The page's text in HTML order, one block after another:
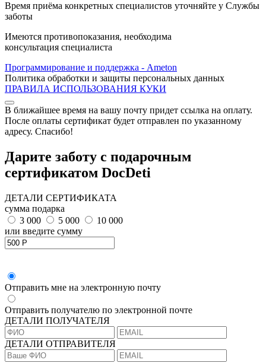
Время приёма конкретных специалистов уточняйте у Службы
заботы
Имеются противопоказания, необходима
консультация специалиста
Программирование и поддержка - Ameton
Политика обработки и защиты персональных данных
ПРАВИЛА ИСПОЛЬЗОВАНИЯ КУКИ
В ближайшее время на вашу почту придет ссылка на оплату.
После оплаты сертификат будет отправлен по указанному
адресу. Спасибо!
Дарите заботу с подарочным
сертификатом DocDeti
ДЕТАЛИ СЕРТИФИКАТА
сумма подарка
3 000
5 000
10 000
или введите сумму
Отправить мне на электронную почту
Отправить получателю по электронной почте
ДЕТАЛИ ПОЛУЧАТЕЛЯ
ДЕТАЛИ ОТПРАВИТЕЛЯ